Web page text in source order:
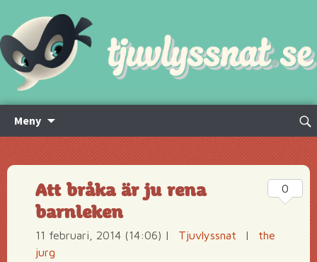
Meny
innehåll
Sök
Att bråka är ju rena
barnleken
11 februari, 2014 (14:06) | Tjuvlyssnat |
the
jurg
0